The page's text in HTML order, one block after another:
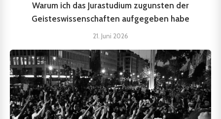
Warum ich das Jurastudium zugunsten der
Geisteswissenschaften aufgegeben habe
21. Juni 2026